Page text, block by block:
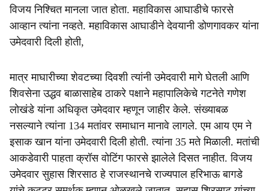
विजय निश्चित मानला जात होता. महाविकास आघाडीचे फारसे
आव्हान त्यांना नव्हते. महाविकास आघाडीने देवयानी डोणगावकर यांना
उमेदवारी दिली होती,
मात्र माघारीच्या शेवटच्या दिवशी त्यांनी उमेदवारी मागे घेतली आणि
शिवसेना उद्धव बाळासाहेब ठाकरे पक्षाने महापालिकेचे गटनेते गणेश
लोखंडे यांना अधिकृत उमेदवार म्हणून जाहीर केले. संख्याबळ
नसल्याने त्यांना 134 मतांवर समाधान मानावे लागले. एम आय एम ने
इसाक खान यांना उमेदवारी दिली होती. त्यांना 35 मते मिळाली. मतांची
आकडेवारी पाहता क्रॉस वोटिंग फारसे झालेले दिसत नाहीत. विजय
उमेदवार सुहास शिरसाठ हे राजस्थानचे राज्यपाल हरिभाऊ बागडे